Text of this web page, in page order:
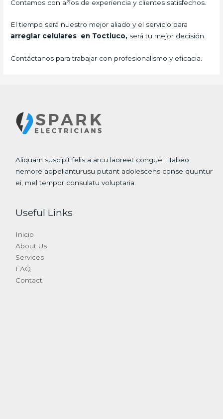
Contamos con años de experiencia y clientes satisfechos.
El tiempo será nuestro mejor aliado y el servicio para
arreglar celulares en Toctiuco, será tu mejor decisión.
Contáctanos para trabajar con profesionalismo y eficacia.
Aliquam suscipit felis a arcu laoreet congue. Habeo
nemore appellanturusu putant adolescens conse quuntur
ei, mel tempor consulatu voluptaria.
Useful Links
Inicio
About Us
Services
FAQ
Contact